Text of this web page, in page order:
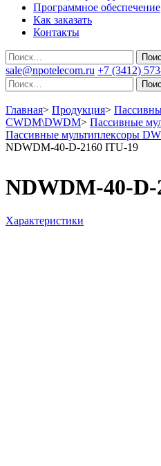
Программное обеспечение
Как заказать
Контакты
sale@npotelecom.ru +7 (3412)
Главная> Продукция>
CWDM\DWDM> Пассивные
Пассивные мультиплексоры
NDWDM-40-D-2160 ITU-19
NDWDM-40-D-
Характеристики